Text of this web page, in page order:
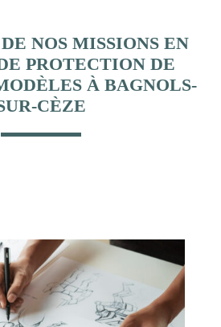
NOS MISSIONS EN
PROTECTION DE
À BAGNOLS-
CÈZE